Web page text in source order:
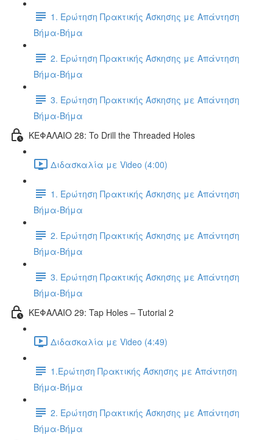
1. Ερώτηση Πρακτικής Άσκησης με Απάντηση
Βήμα-Βήμα
2. Ερώτηση Πρακτικής Άσκησης με Απάντηση
Βήμα-Βήμα
3. Ερώτηση Πρακτικής Άσκησης με Απάντηση
Βήμα-Βήμα
ΚΕΦΑΛΑΙΟ 28: To Drill the Threaded Holes
Διδασκαλία με Video (4:00)
1. Ερώτηση Πρακτικής Άσκησης με Απάντηση
Βήμα-Βήμα
2. Ερώτηση Πρακτικής Άσκησης με Απάντηση
Βήμα-Βήμα
3. Ερώτηση Πρακτικής Άσκησης με Απάντηση
Βήμα-Βήμα
ΚΕΦΑΛΑΙΟ 29: Tap Holes – Tutorial 2
Διδασκαλία με Video (4:49)
1.Ερώτηση Πρακτικής Άσκησης με Απάντηση
Βήμα-Βήμα
2. Ερώτηση Πρακτικής Άσκησης με Απάντηση
Βήμα-Βήμα